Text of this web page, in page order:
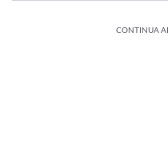
CONTINUA